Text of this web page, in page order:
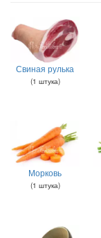
Свиная рулька
(1 штука)
Морковь
(1 штука)